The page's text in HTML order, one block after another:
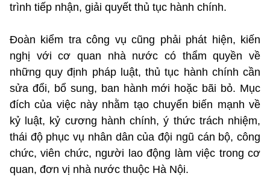
trình tiếp nhận, giải quyết thủ tục hành chính.
Đoàn kiểm tra công vụ cũng phải phát hiện, kiến
nghị với cơ quan nhà nước có thẩm quyền về
những quy định pháp luật, thủ tục hành chính cần
sửa đổi, bổ sung, ban hành mới hoặc bãi bỏ. Mục
đích của việc này nhằm tạo chuyển biến mạnh về
kỷ luật, kỷ cương hành chính, ý thức trách nhiệm,
thái độ phục vụ nhân dân của đội ngũ cán bộ, công
chức, viên chức, người lao động làm việc trong cơ
quan, đơn vị nhà nước thuộc Hà Nội.